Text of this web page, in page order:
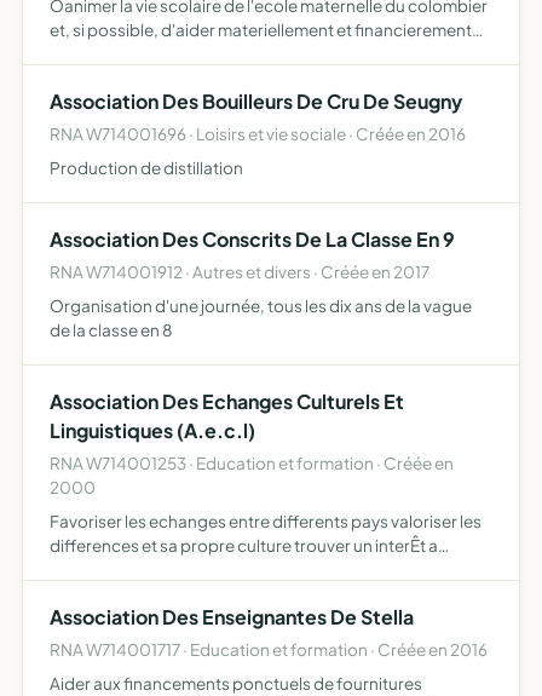
Oanimer la vie scolaire de l'ecole maternelle du colombier
et, si possible, d'aider materiellement et financierement
Association Des Bouilleurs De Cru De Seugny
RNA W714001696 · Loisirs et vie sociale · Créée en 2016
Production de distillation
Association Des Conscrits De La Classe En 9
RNA W714001912 · Autres et divers · Créée en 2017
Organisation d'une journée, tous les dix ans de la vague
de la classe en 8
Association Des Echanges Culturels Et
Linguistiques (A.e.c.l)
RNA W714001253 · Education et formation · Créée en
2000
Favoriser les echanges entre differents pays valoriser les
differences et sa propre culture trouver un interÊt a
Association Des Enseignantes De Stella
RNA W714001717 · Education et formation · Créée en 2016
Aider aux financements ponctuels de fournitures